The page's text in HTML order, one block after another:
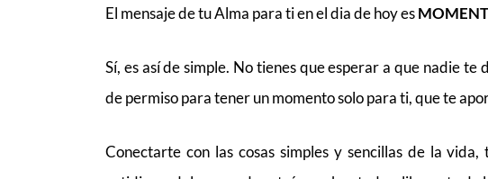
El mensaje de tu Alma para ti en el dia de hoy es
Sí, es así de simple. No tienes que esperar a que nadie
de permiso para tener un momento solo para ti, que te
Conectarte con las cosas simples y sencillas de la